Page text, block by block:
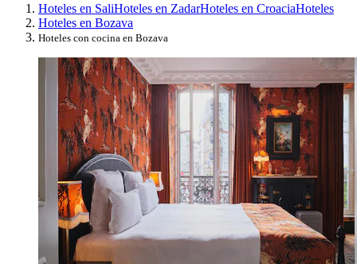
Hoteles en SaliHoteles en ZadarHoteles en CroaciaHoteles
Hoteles en Bozava
Hoteles con cocina en Bozava